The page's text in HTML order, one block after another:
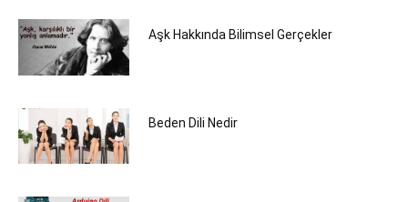
Aşk Hakkında Bilimsel Gerçekler
Beden Dili Nedir